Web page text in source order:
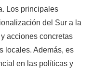
Los principales
del Sur a la
acciones concretas
locales. Además, es
en las políticas y